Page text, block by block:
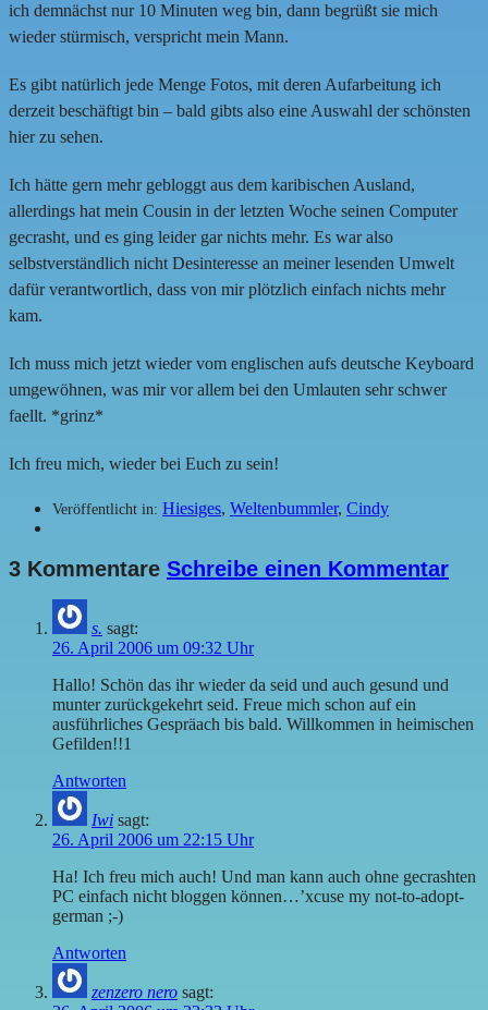
ich demnächst nur 10 Minuten weg bin, dann begrüßt sie mich
wieder stürmisch, verspricht mein Mann.
Es gibt natürlich jede Menge Fotos, mit deren Aufarbeitung ich
derzeit beschäftigt bin – bald gibts also eine Auswahl der schönsten
hier zu sehen.
Ich hätte gern mehr gebloggt aus dem karibischen Ausland,
allerdings hat mein Cousin in der letzten Woche seinen Computer
gecrasht, und es ging leider gar nichts mehr. Es war also
selbstverständlich nicht Desinteresse an meiner lesenden Umwelt
dafür verantwortlich, dass von mir plötzlich einfach nichts mehr
kam.
Ich muss mich jetzt wieder vom englischen aufs deutsche Keyboard
umgewöhnen, was mir vor allem bei den Umlauten sehr schwer
faellt. *grinz*
Ich freu mich, wieder bei Euch zu sein!
Veröffentlicht in: Hiesiges, Weltenbummler, Cindy
3 Kommentare Schreibe einen Kommentar
s. sagt:
26. April 2006 um 09:32 Uhr
Hallo! Schön das ihr wieder da seid und auch gesund und
munter zurückgekehrt seid. Freue mich schon auf ein
ausführliches Gespräach bis bald. Willkommen in heimischen
Gefilden!!1
Antworten
Iwi sagt:
26. April 2006 um 22:15 Uhr
Ha! Ich freu mich auch! Und man kann auch ohne gecrashten
PC einfach nicht bloggen können…’xcuse my not-to-adopt-
german ;-)
Antworten
zenzero nero sagt: